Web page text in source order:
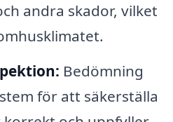
andra skador, vilket
Bedömning
för att säkerställa